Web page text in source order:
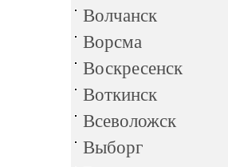
Волчанск
Ворсма
Воскресенск
Воткинск
Всеволожск
Выборг